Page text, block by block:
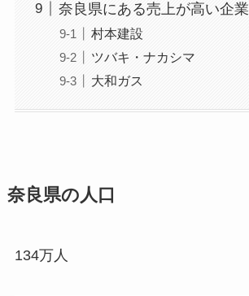
奈良県にある売上が高い企業
村本建設
ツバキ・ナカシマ
大和ガス
奈良県の人口
134万人